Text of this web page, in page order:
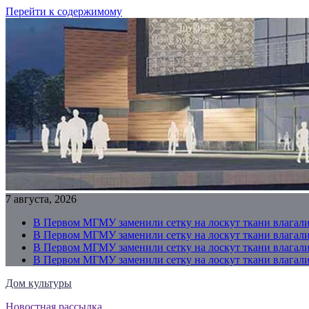
Перейти к содержимому
7 августа, 2026
В Первом МГМУ заменили сетку на лоскут ткани
В Первом МГМУ заменили сетку на лоскут ткани
В Первом МГМУ заменили сетку на лоскут ткани
В Первом МГМУ заменили сетку на лоскут ткани
Дом культуры
Новостная рассылка